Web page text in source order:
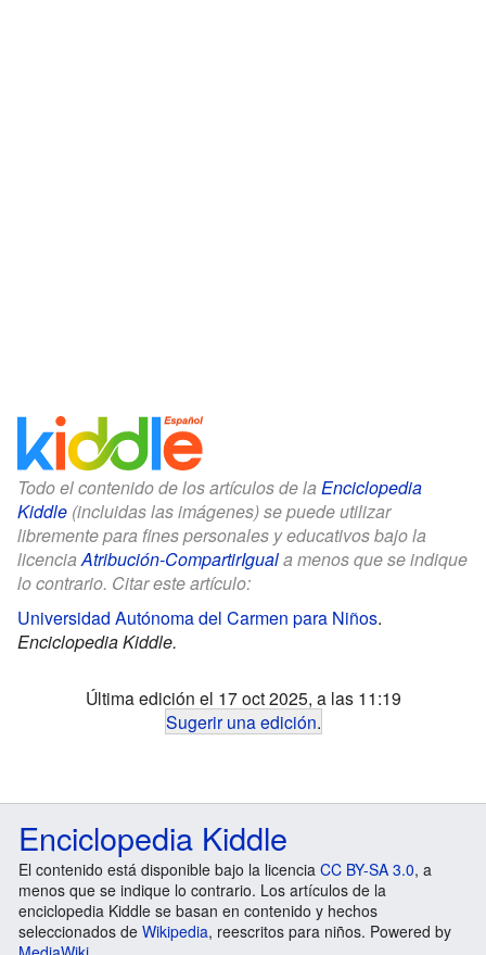
Todo el contenido de los artículos de la Enciclopedia
Kiddle (incluidas las imágenes) se puede utilizar
libremente para fines personales y educativos bajo la
licenciaAtribución-CompartirIguala menos que se indique
lo contrario. Citar este artículo:
Universidad Autónoma del Carmen para Niños.
Enciclopedia Kiddle.
Última edición el 17 oct 2025, a las 11:19
Sugerir una edición.
Enciclopedia Kiddle
El contenido está disponible bajo la licencia CC BY-SA 3.0, a
menos que se indique lo contrario. Los artículos de la
enciclopedia Kiddle se basan en contenido y hechos
seleccionados de Wikipedia, reescritos para niños. Powered by